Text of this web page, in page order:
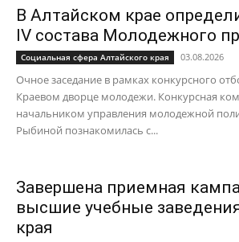
В Алтайском крае
IV состава Молодежного
Социальная сфера Алтайского края 03.08.2026
Очное заседание в рамках конкурсного
Краевом дворце молодежи. Конкурсная
начальником управления молодежной
Рыбиной познакомилась с...
Завершена приемная
высшие учебные
края